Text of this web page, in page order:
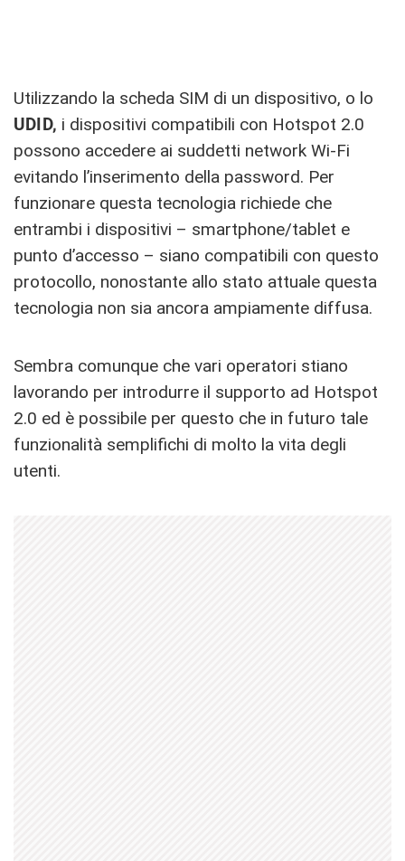
Utilizzando la scheda SIM di un dispositivo, o lo
UDID, i dispositivi compatibili con Hotspot 2.0
possono accedere ai suddetti network Wi-Fi
evitando l’inserimento della password. Per
funzionare questa tecnologia richiede che
entrambi i dispositivi – smartphone/tablet e
punto d’accesso – siano compatibili con questo
protocollo, nonostante allo stato attuale questa
tecnologia non sia ancora ampiamente diffusa.
Sembra comunque che vari operatori stiano
lavorando per introdurre il supporto ad Hotspot
2.0 ed è possibile per questo che in futuro tale
funzionalità semplifichi di molto la vita degli
utenti.